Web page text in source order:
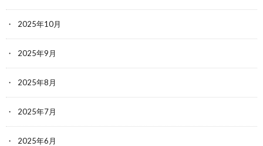
2025年10月
2025年9月
2025年8月
2025年7月
2025年6月